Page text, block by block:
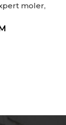
moler,